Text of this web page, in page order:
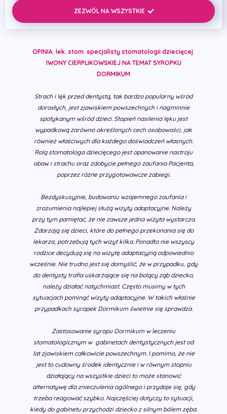
farmakologicznie nie jest przeciwwskazaniem do
OPINIA lek. stom. specjalisty stomatologii dziecięcej
IWONY CIERPLIKOWSKIEJ NA TEMAT SYROPKU
DORMIKUM
Strach i lęk przed dentystą, tak bardzo popularny wśród
dorosłych, jest zjawiskiem powszechnych i nagminnie
spotykanym wśród dzieci. Stopień nasilenia lęku jest
wypadkową zarówno określonych cech osobowości, jak
również właściwych dla każdego doświadczeń własnych.
Rolą stomatologa dziecięcego jest opanowanie nastroju
obaw i strachu oraz zdobycie pełnego zaufania Pacjenta,
poprzez różne przygotowawcze zabiegi.
Bezdyskusyjnie, budowaniu wzajemnego zaufania i
zrozumienia najlepiej służą wizyty adaptacyjne. Należy
przy tym pamiętać, że nie zawsze jedna wizyta wystarcza.
Zdarzają się dzieci, które do pełnego przekonania się do
lekarza, potrzebują tych wizyt kilka. Ponadto nie wszyscy
rodzice decydują się na wizytę adaptacyjną odpowiednio
wcześnie. Nie trudno jest się domyślić, że w przypadku, gdy
do dentysty trafia uskarżające się na bolący ząb dziecko,
należy działać natychmiast. Często musimy w tych
sytuacjach pominąć wizyty adaptacyjne. W takich właśnie
przypadkach syropek Dormikum świetnie się sprawdza.
Zastosowanie syropu Dormikum w leczeniu
stomatologicznym w gabinetach dentystycznych jest od
lat zjawiskiem całkowicie powszechnym. I pomimo, że nie
jest to cudowny środek identycznie i w równym stopniu
działający na wszystkie dzieci to może stanowić
alternatywę dla znieczulenia ogólnego i przydaje się, gdy
trzeba reagować szybko. Najczęściej dotyczy to sytuacji,
kiedy do gabinetu przychodzi dziecko z silnym bólem zęba.
ZEZWÓL NA WSZYSTKIE